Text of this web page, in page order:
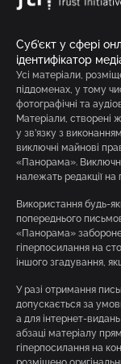
Суб’єкт у сфері
ідентифікатор
Усі матеріали,
піддоменах, у тому
фотографічні та
Матеріали, створені
у зв’язку з
виключні майнові
«Панорама».
належать редакції на
Використання будь-
попереднього
«Панорама»
гіперпосилання на
іншого згадування,
У разі отримання
допускається за
а для інтернет-
абзаці матеріалу
гіперпосилання на